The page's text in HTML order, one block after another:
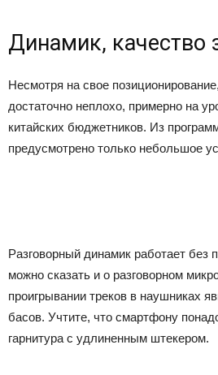
Динамик, качество
Несмотря на свое
достаточно неплохо, примерно на
китайских бюджетников. Из
предусмотрено только небольшое
Разговорный динамик работает без
можно сказать и о разговорном
проигрывании треков в наушниках
басов. Учтите, что смартфону
гарнитура с удлиненным штекером.